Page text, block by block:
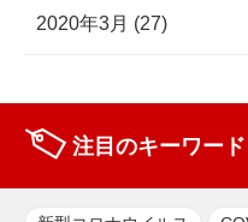
2020年3月 (27)
注目のキーワード